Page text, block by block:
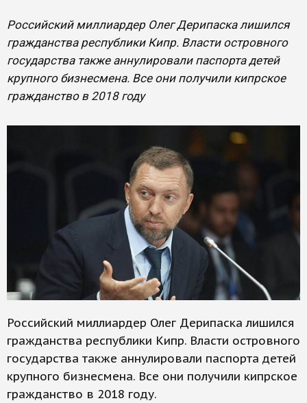
Российский миллиардер Олег Дерипаска лишился
гражданства республики Кипр. Власти островного
государства также аннулировали паспорта детей
крупного бизнесмена. Все они получили кипрское
гражданство в 2018 году
Российский миллиардер Олег Дерипаска лишился
гражданства республики Кипр. Власти островного
государства также аннулировали паспорта детей
крупного бизнесмена. Все они получили кипрское
гражданство в 2018 году.